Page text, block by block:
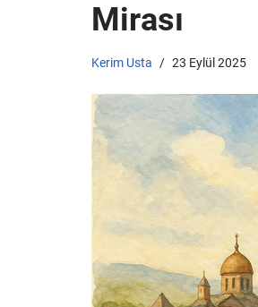
Mirası
Kerim Usta 23 Eylül 2025